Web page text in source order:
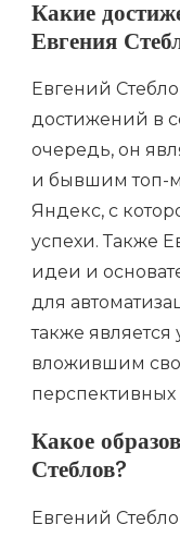
Какие
Евгения
Евгений
достижений в
очередь, он
и бывшим топ-
Яндекс, с
успехи. Также
идеи и
для
также
вложившим
перспективных
Какое
Стеблов?
Евгений